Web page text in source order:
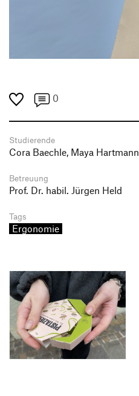
0
Studierende
Cora Baechle, Maya Hartmann
Betreuung
Prof. Dr. habil. Jürgen Held
Tags
Ergonomie